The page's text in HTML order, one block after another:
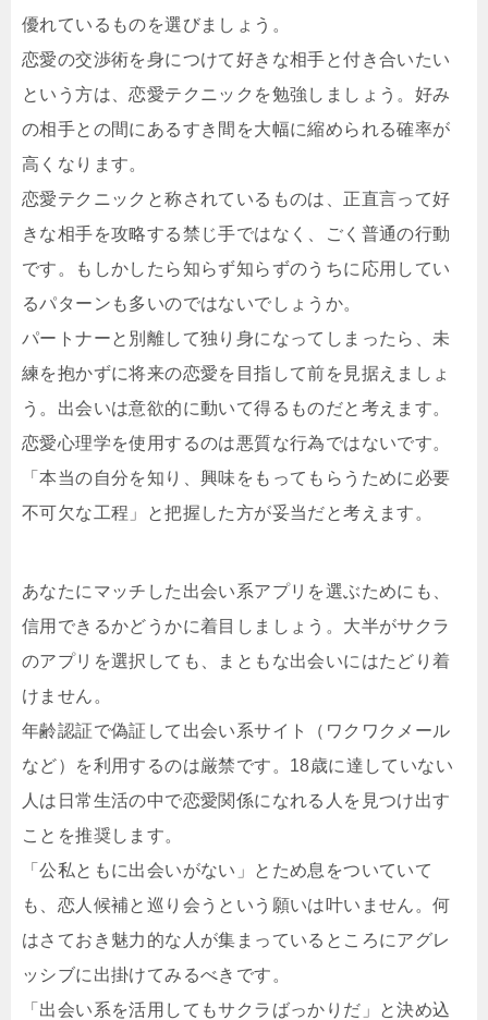
優れているものを選びましょう。
恋愛の交渉術を身につけて好きな相手と付き合いたい
という方は、恋愛テクニックを勉強しましょう。好み
の相手との間にあるすき間を大幅に縮められる確率が
高くなります。
恋愛テクニックと称されているものは、正直言って好
きな相手を攻略する禁じ手ではなく、ごく普通の行動
です。もしかしたら知らず知らずのうちに応用してい
るパターンも多いのではないでしょうか。
パートナーと別離して独り身になってしまったら、未
練を抱かずに将来の恋愛を目指して前を見据えましょ
う。出会いは意欲的に動いて得るものだと考えます。
恋愛心理学を使用するのは悪質な行為ではないです。
「本当の自分を知り、興味をもってもらうために必要
不可欠な工程」と把握した方が妥当だと考えます。
あなたにマッチした出会い系アプリを選ぶためにも、
信用できるかどうかに着目しましょう。大半がサクラ
のアプリを選択しても、まともな出会いにはたどり着
けません。
年齢認証で偽証して出会い系サイト（ワクワクメール
など）を利用するのは厳禁です。18歳に達していない
人は日常生活の中で恋愛関係になれる人を見つけ出す
ことを推奨します。
「公私ともに出会いがない」とため息をついていて
も、恋人候補と巡り会うという願いは叶いません。何
はさておき魅力的な人が集まっているところにアグレ
ッシブに出掛けてみるべきです。
「出会い系を活用してもサクラばっかりだ」と決め込